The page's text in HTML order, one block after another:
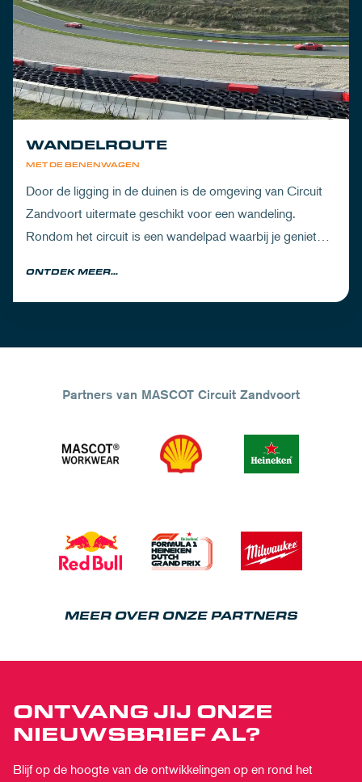
MET DE BENENWAGEN
WANDELROUTE
Door de ligging in de duinen is de omgeving van Circuit
Zandvoort uitermate geschikt voor een wandeling.
Rondom het circuit is een wandelpad waarbij je geniet
ONTDEK MEER...
Partners van MASCOT Circuit Zandvoort
MEER OVER ONZE PARTNERS
ONTVANG JIJ ONZE
NIEUWSBRIEF AL?
Blijf op de hoogte van de ontwikkelingen op en rond het